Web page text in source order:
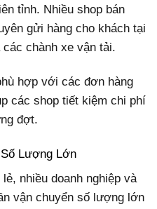
tỉnh. Nhiều shop bán
gửi hàng cho khách tại
chành xe vận tải.
hợp với các đơn hàng
các shop tiết kiệm chi phí
đợt.
Lượng Lớn
nhiều doanh nghiệp và
vận chuyển số lượng lớn